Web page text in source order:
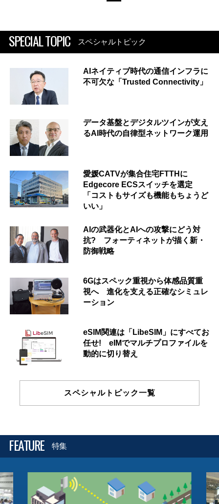
SPECIAL TOPIC スペシャルトピック
AIネイティブ時代の通信インフラに
不可欠な「Trusted Connectivity」
データ基盤とデジタルツインが支え
るAI時代の自律型ネットワーク運用
愛媛CATVが集合住宅FTTHに
Edgecore ECSスイッチを選定
「コストもサイズも機能もちょうど
いい」
AIの武器化とAIへの攻撃にどう対
抗? フォーティネットが描く新・
防御戦略
6Gはスペック重視から体感品質重
視へ 進化を支える正確なシミュレ
ーション
eSIM関連は「LibeSIM」にすべてお
任せ! eIMでマルチプロファイルを
動的に切り替え
スペシャルトピック一覧
FEATURE 特集